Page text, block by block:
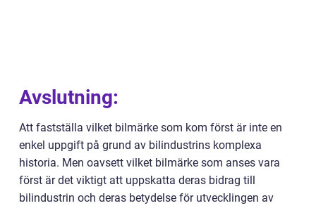
Avslutning:
Att fastställa vilket bilmärke som kom först är inte en
enkel uppgift på grund av bilindustrins komplexa
historia. Men oavsett vilket bilmärke som anses vara
först är det viktigt att uppskatta deras bidrag till
bilindustrin och deras betydelse för utvecklingen av